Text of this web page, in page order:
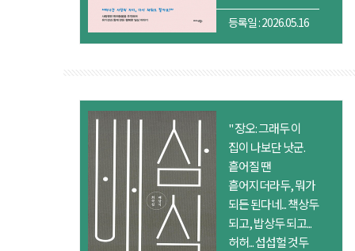
잘 먹던 것을
다음날은 또
거부했다. 기호를
바뿨가며,
조금이라도 더
먹이려 미키를
달래고 먹여야 했다.
(48쪽) 펫로..”
등록일 : 2026.05.16
" 장오: 그래두 이
집이 나보단 낫군.
흩어질 땐
흩어지더라두, 뭐가
되든 된다네... 책상두
되고, 밥상두 되고...
허허... 섭섭헐 것두